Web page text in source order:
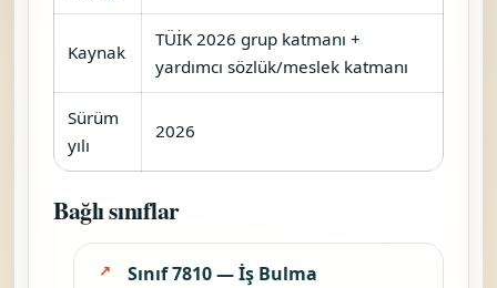
Kaynak
TÜİK 2026 grup katmanı +
yardımcı sözlük/meslek katmanı
Sürüm
yılı
2026
Bağlı sınıflar
Sınıf 7810 — İş Bulma